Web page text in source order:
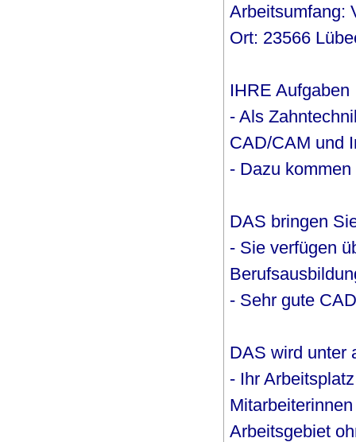
Arbeitsumfang:
Ort: 23566
IHRE Aufgaben
- Als
CAD/CAM und
- Dazu
DAS bringen
- Sie verfügen
- Sehr gute
DAS wird unter
- Ihr
Arbeitsgebiet